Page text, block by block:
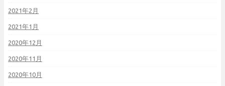
2021年2月
2021年1月
2020年12月
2020年11月
2020年10月